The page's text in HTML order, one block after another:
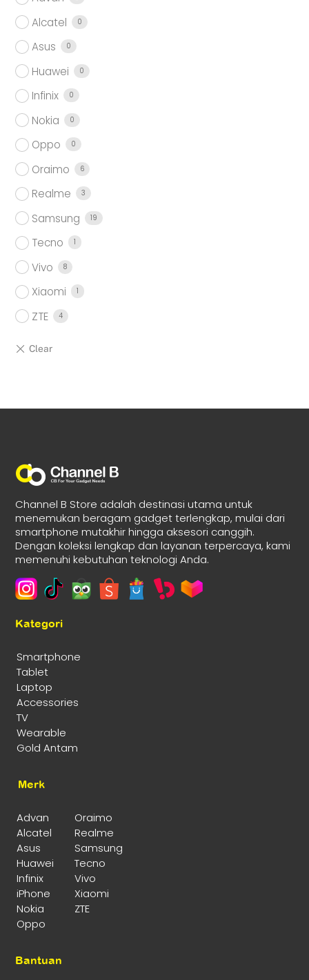
Alcatel 0
Asus 0
Huawei 0
Infinix 0
Nokia 0
Oppo 0
Oraimo 6
Realme 3
Samsung 19
Tecno 1
Vivo 8
Xiaomi 1
ZTE 4
Channel B Store adalah destinasi utama untuk
menemukan beragam gadget terlengkap, mulai dari
smartphone mutakhir hingga aksesori canggih.
Dengan koleksi lengkap dan layanan terpercaya, kami
memenuhi kebutuhan teknologi Anda.
Kategori
Smartphone
Tablet
Laptop
Accessories
TV
Wearable
Gold Antam
Merk
Advan
Oraimo
Alcatel
Realme
Asus
Samsung
Huawei
Tecno
Infinix
Vivo
iPhone
Xiaomi
Nokia
ZTE
Oppo
Bantuan